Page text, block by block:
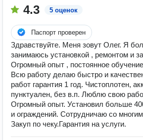
4.3 5 оценок
Паспорт проверен
Здравствуйте. Меня зовут Олег. Я
занимаюсь установкой , ремонтом и
Огромный опыт , постоянное
Всю работу делаю быстро и
работ гарантия 1 год. Чистоплотен,
пунктуален, без в.п. Люблю свою
Огромный опыт. Установил больше
и ограждений. Сотрудничаю со
Закуп по чеку.Гарантия на услуги.